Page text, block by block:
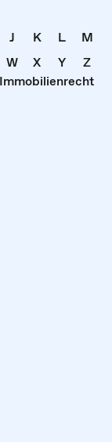
J K L
M
W X Y
Z